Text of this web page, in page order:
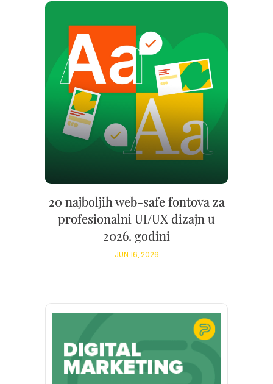
20 najboljih web-safe fontova za
profesionalni UI/UX dizajn u
2026. godini
JUN 16, 2026